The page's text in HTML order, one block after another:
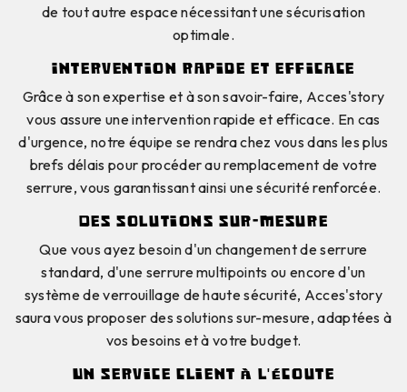
de tout autre espace nécessitant une sécurisation
optimale.
Intervention rapide et efficace
Grâce à son expertise et à son savoir-faire, Acces'story
vous assure une intervention rapide et efficace. En cas
d'urgence, notre équipe se rendra chez vous dans les plus
brefs délais pour procéder au remplacement de votre
serrure, vous garantissant ainsi une sécurité renforcée.
Des solutions sur-mesure
Que vous ayez besoin d'un changement de serrure
standard, d'une serrure multipoints ou encore d'un
système de verrouillage de haute sécurité, Acces'story
saura vous proposer des solutions sur-mesure, adaptées à
vos besoins et à votre budget.
Un service client à l'écoute